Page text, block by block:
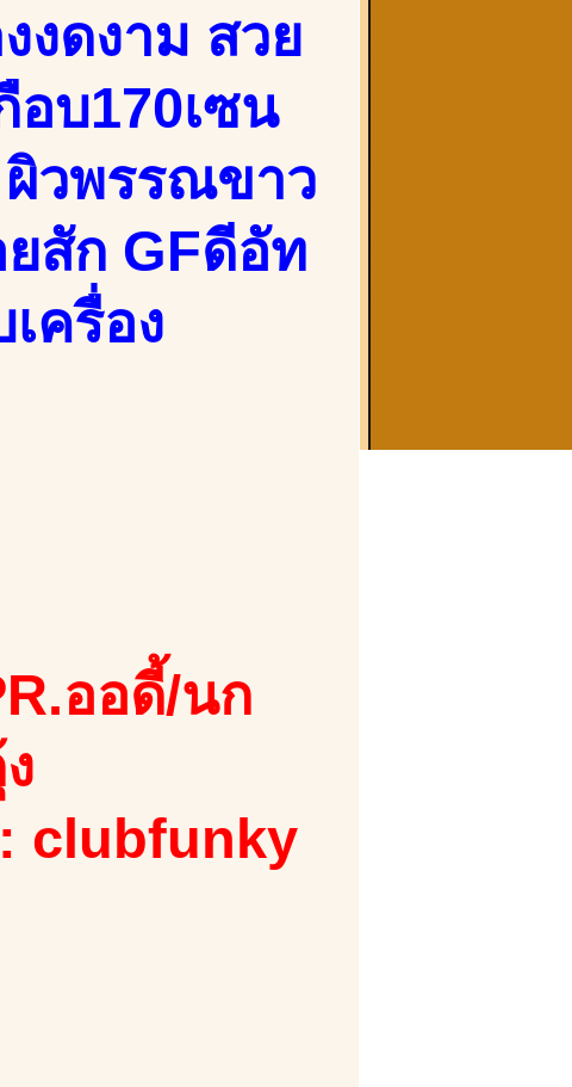
งดงาม สวย
อบ170เซน
ผิวพรรณขาว
สัก GFดีอัท
ครื่อง
ออดี้/นก
clubfunky